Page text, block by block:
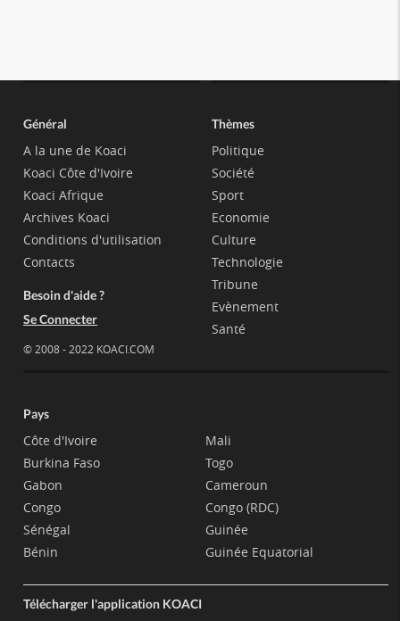
Général
A la une de Koaci
Koaci Côte d'Ivoire
Koaci Afrique
Archives Koaci
Conditions d'utilisation
Contacts
Besoin d'aide ?
Se Connecter
© 2008 - 2022 KOACI.COM
Thèmes
Politique
Société
Sport
Economie
Culture
Technologie
Tribune
Evènement
Santé
Pays
Côte d'Ivoire
Burkina Faso
Gabon
Congo
Sénégal
Bénin
Mali
Togo
Cameroun
Congo (RDC)
Guinée
Guinée Equatorial
Télécharger l'application KOACI